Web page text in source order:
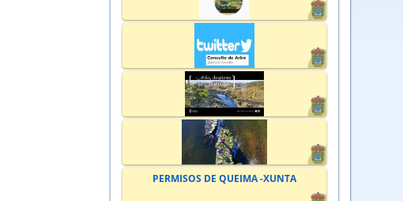
PERMISOS DE QUEIMA -XUNTA